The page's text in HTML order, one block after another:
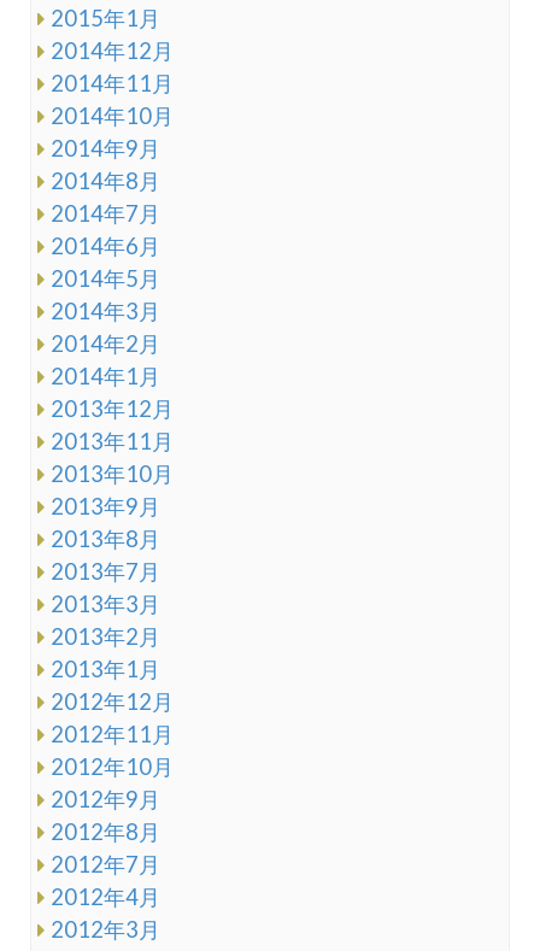
2015年1月
2014年12月
2014年11月
2014年10月
2014年9月
2014年8月
2014年7月
2014年6月
2014年5月
2014年3月
2014年2月
2014年1月
2013年12月
2013年11月
2013年10月
2013年9月
2013年8月
2013年7月
2013年3月
2013年2月
2013年1月
2012年12月
2012年11月
2012年10月
2012年9月
2012年8月
2012年7月
2012年4月
2012年3月